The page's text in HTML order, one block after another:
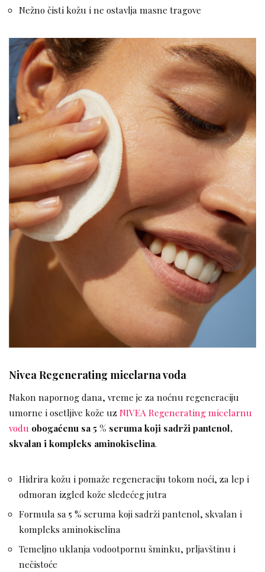
Nežno čisti kožu i ne ostavlja masne tragove
Nivea Regenerating micelarna voda
Nakon napornog dana, vreme je za noćnu regeneraciju
umorne i osetljive kože uzNIVEA Regenerating micelarnu
vodu obogaćenu sa 5 % seruma koji sadrži pantenol,
skvalan i kompleks aminokiselina.
Hidrira kožu i pomaže regeneraciju tоkom noći, za lep i
odmoran izgled kože sledećeg jutra
Formula sa 5 % seruma koji sadrži pantenol, skvalan i
kompleks aminokiselina
Temeljno uklanja vodootpornu šminku, prljavštinu i
nečistoće